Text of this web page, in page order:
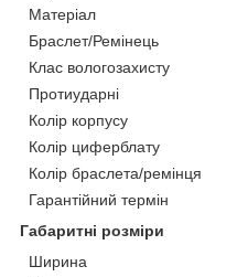
Матеріал
Браслет/Ремінець
Клас вологозахисту
Протиударні
Колір корпусу
Колір циферблату
Колір браслета/ремінця
Гарантійний термін
Габаритні розміри
Ширина